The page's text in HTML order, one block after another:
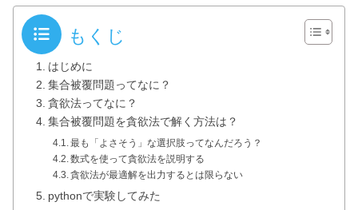
もくじ
はじめに
集合被覆問題ってなに？
貪欲法ってなに？
集合被覆問題を貪欲法で解く方法は？
最も「よさそう」な選択肢ってなんだろう？
数式を使って貪欲法を説明する
貪欲法が最適解を出力するとは限らない
pythonで実験してみた